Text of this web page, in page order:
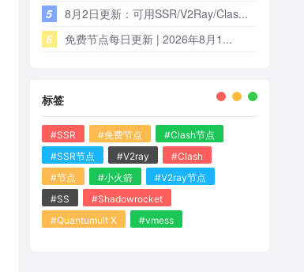
5
8月2日更新：可用SSR/V2Ray/Clas...
6
免费节点每日更新 | 2026年8月1...
标签
#SSR #免费节点
#Clash节点
#SSR节点
#V2ray
#Clash
#节点
#小火箭
#V2ray节点
#SS
#Shadowrocket
#Quantumult X
#vmess